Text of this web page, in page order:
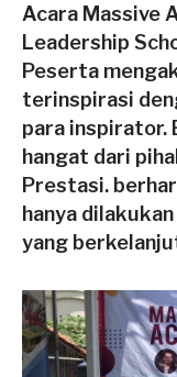
Acara Massive
Leadership
Peserta
terinspirasi
para inspirator.
hangat dari
Prestasi.
hanya
yang